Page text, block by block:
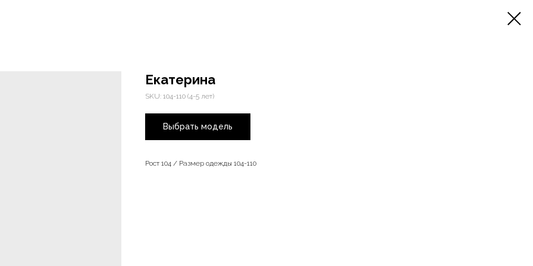
Екатерина
SKU: 104-110 (4-5 лет)
Выбрать модель
Рост 104 / Размер одежды 104-110